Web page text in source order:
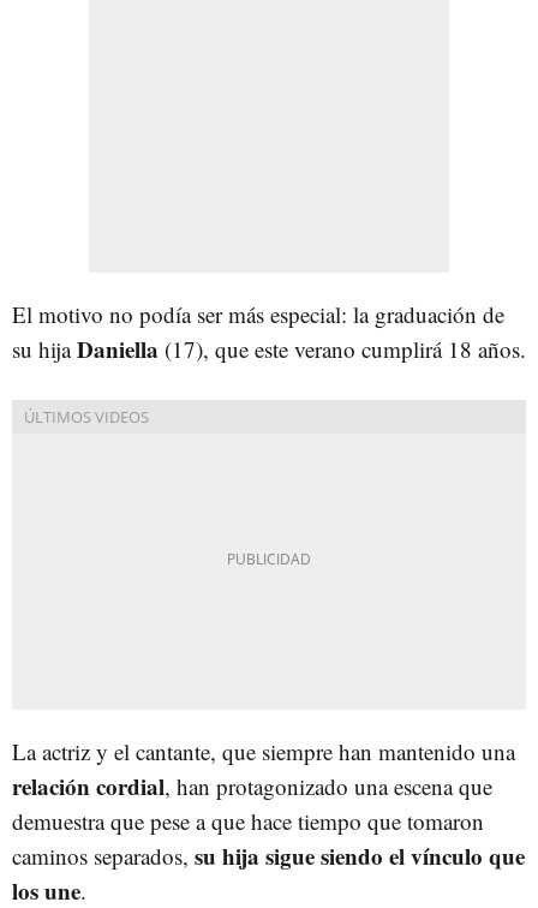
El motivo no podía ser más especial: la graduación de
su hijaDaniella (17), que este verano cumplirá 18 años.
La actriz y el cantante, que siempre han mantenido una
relación cordial, han protagonizado una escena que
demuestra que pese a que hace tiempo que tomaron
caminos separados, su hija sigue siendo el vínculo que
los une.